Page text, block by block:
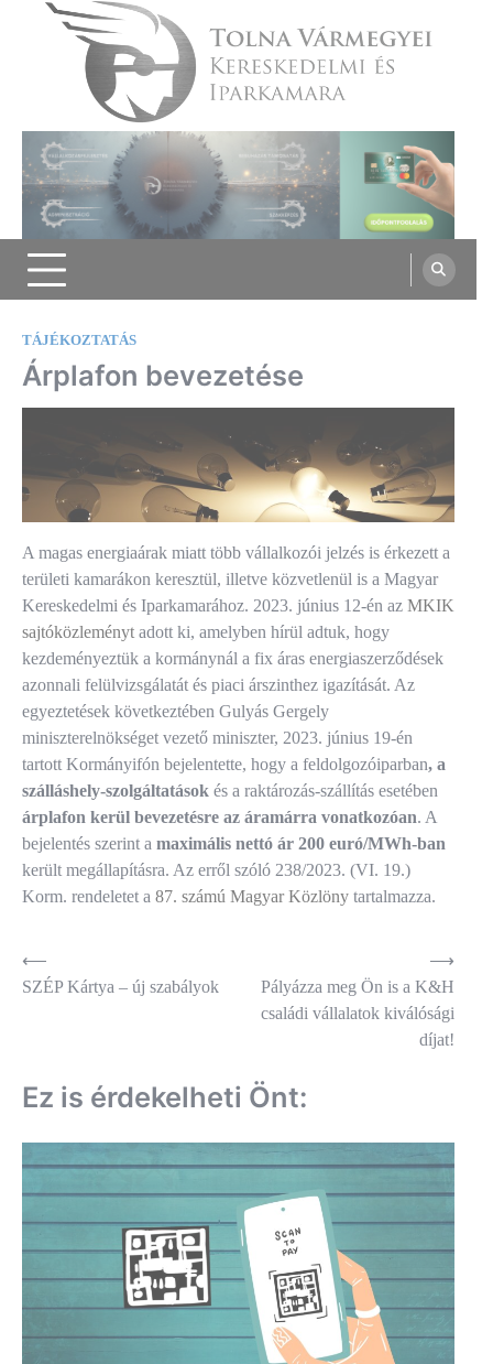
Tolna Vármegyei Kereskedelmi és
Iparkamara
TÁJÉKOZTATÁS
Árplafon bevezetése
A magas energiaárak miatt több vállalkozói jelzés is érkezett a
területi kamarákon keresztül, illetve közvetlenül is a Magyar
Kereskedelmi és Iparkamarához. 2023. június 12-én az MKIK
sajtóközleményt adott ki, amelyben hírül adtuk, hogy
kezdeményeztük a kormánynál a fix áras energiaszerződések
azonnali felülvizsgálatát és piaci árszinthez igazítását. Az
egyeztetések következtében Gulyás Gergely
miniszterelnökséget vezető miniszter, 2023. június 19-én
tartott Kormányifón bejelentette, hogy a feldolgozóiparban, a
szálláshely-szolgáltatások és a raktározás-szállítás esetében
árplafon kerül bevezetésre az áramárra vonatkozóan. A
bejelentés szerint a maximális nettó ár 200 euró/MWh-ban
került megállapításra. Az erről szóló 238/2023. (VI. 19.)
Korm. rendeletet a 87. számú Magyar Közlöny tartalmazza.
Bejegyzés
navigáció
⟵
SZÉP Kártya – új szabályok
Pályázza meg Ön is a K&H
családi vállalatok kiválósági
díjat!
⟶
Ez is érdekelheti Önt: